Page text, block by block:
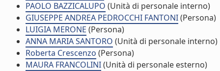
PAOLO BAZZICALUPO (Unità di personale interno)
GIUSEPPE ANDREA PEDROCCHI FANTONI(Persona)
LUIGIA MERONE (Persona)
ANNA MARIA SANTORO (Unità di personale interno)
Roberta Crescenzo (Persona)
MAURA FRANCOLINI(Unità di personale esterno)